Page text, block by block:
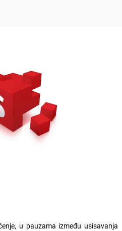
u pauzama između usisavanja